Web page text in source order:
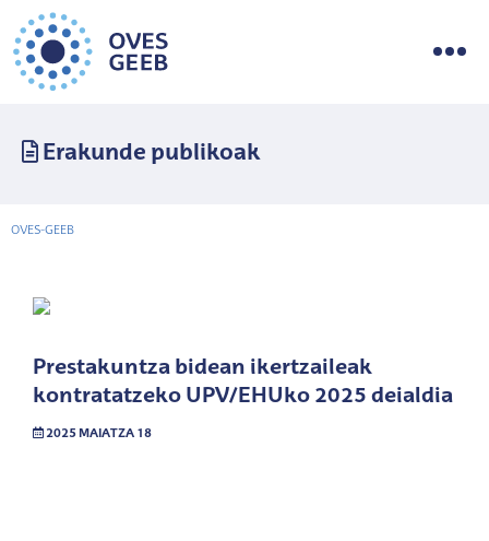
Erakunde publikoak
OVES-GEEB
Prestakuntza bidean ikertzaileak
kontratatzeko UPV/EHUko 2025 deialdia
2025 MAIATZA 18